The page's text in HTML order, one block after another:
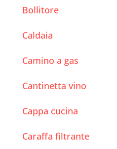
Bollitore
Caldaia
Camino a gas
Cantinetta vino
Cappa cucina
Caraffa filtrante